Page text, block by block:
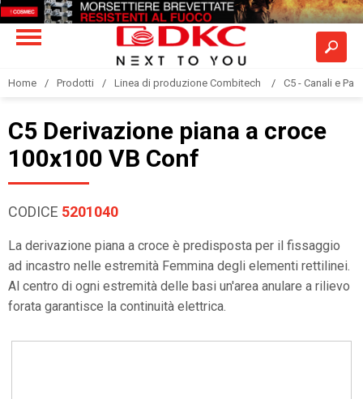
Home Prodotti Linea di produzione Combitech C5 - Canali e
C5 Derivazione piana a croce
100x100 VB Conf
CODICE 5201040
La derivazione piana a croce è predisposta per il fissaggio
ad incastro nelle estremità Femmina degli elementi rettilinei.
Al centro di ogni estremità delle basi un'area anulare a rilievo
forata garantisce la continuità elettrica.